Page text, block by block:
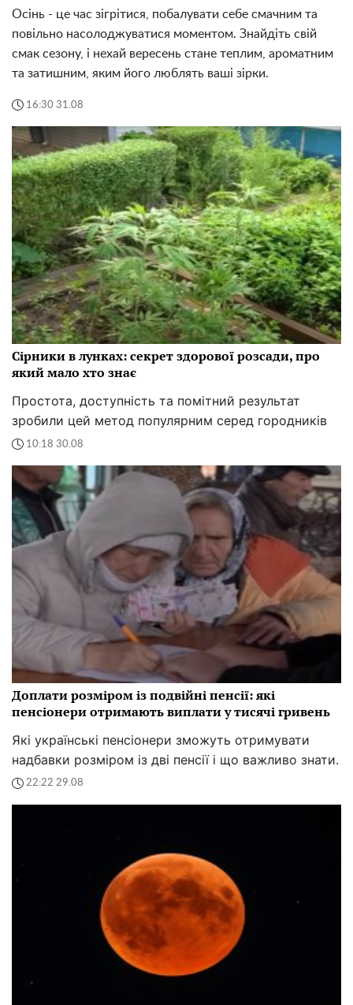
Осінь - це час зігрітися, побалувати себе смачним та
повільно насолоджуватися моментом. Знайдіть свій
смак сезону, і нехай вересень стане теплим, ароматним
та затишним, яким його люблять ваші зірки.
16:30 31.08
Сірники в лунках: секрет здорової розсади, про
який мало хто знає
Простота, доступність та помітний результат
зробили цей метод популярним серед городників
10:18 30.08
Доплати розміром із подвійні пенсії: які
пенсіонери отримають виплати у тисячі гривень
Які українські пенсіонери зможуть отримувати
надбавки розміром із дві пенсії і що важливо знати.
22:22 29.08